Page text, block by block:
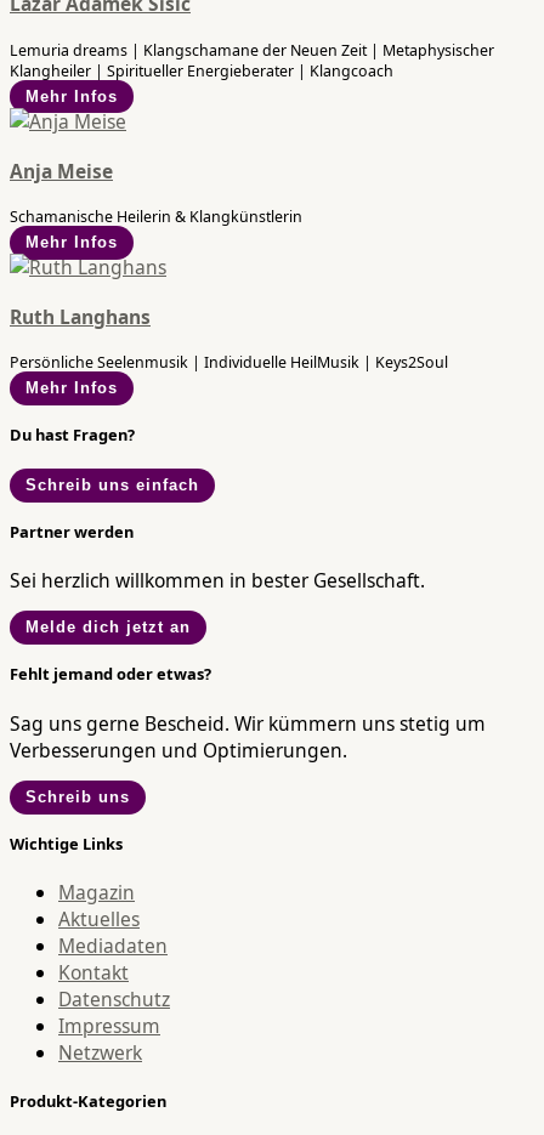
Lemuria dreams | Klangschamane der Neuen Zeit | Metaphysischer
Klangheiler | Spiritueller Energieberater | Klangcoach
Mehr Infos
Anja Meise
Schamanische Heilerin & Klangkünstlerin
Mehr Infos
Ruth Langhans
Persönliche Seelenmusik | Individuelle HeilMusik | Keys2Soul
Mehr Infos
Du hast Fragen?
Schreib uns einfach
Partner werden
Sei herzlich willkommen in bester Gesellschaft.
Melde dich jetzt an
Fehlt jemand oder etwas?
Sag uns gerne Bescheid. Wir kümmern uns stetig um
Verbesserungen und Optimierungen.
Schreib uns
Wichtige Links
Magazin
Aktuelles
Mediadaten
Kontakt
Datenschutz
Impressum
Netzwerk
Produkt-Kategorien